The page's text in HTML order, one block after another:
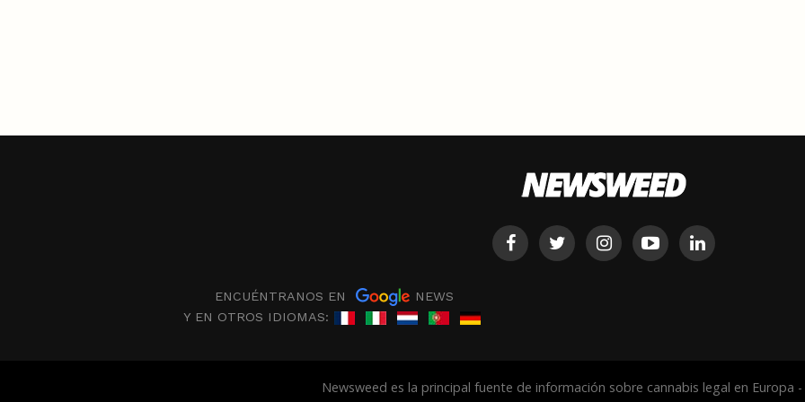
ENCUÉNTRANOS EN
NEWS
Y EN OTROS IDIOMAS:
Newsweed es la principal fuente de información sobre cannabis legal en Europa